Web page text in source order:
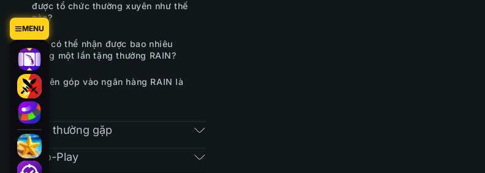
MENU
được tổ chức thường xuyên như thế
nào?
Bạn có thể nhận được bao nhiêu
trong một lần tặng thưởng RAIN?
Quyên góp vào ngân hàng RAIN là
gì?
Câu hỏi thường gặp
Free-To-Play